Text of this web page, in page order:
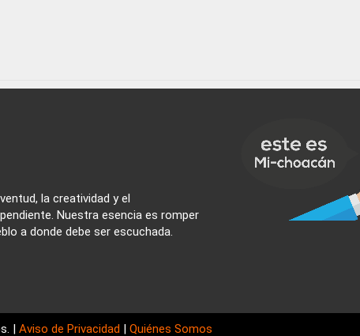
la creatividad y el
Nuestra esencia es romper
a donde debe ser escuchada.
| Aviso de Privacidad | Quiénes Somos